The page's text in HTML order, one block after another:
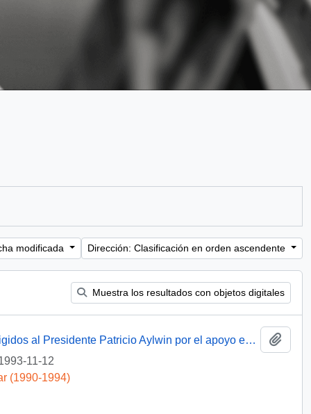
modificada Dirección: Clasificación en orden ascendente
Muestra los resultados con objetos digitales
[Agradecimientos del Obispo de Talca dirigidos al Presidente Patricio Aylwin por el apoyo en la reconstrucción de la Iglesia Matriz de Curicó]
11-12
(1990-1994)